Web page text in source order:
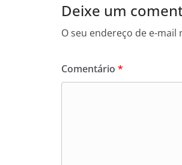
Deixe um
O seu endereço de e-mail
Comentário *